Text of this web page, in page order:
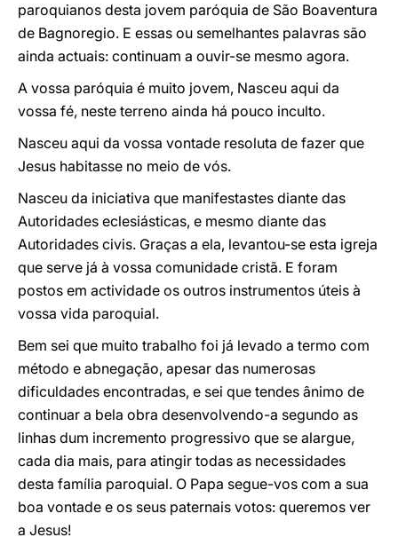
paroquianos desta jovem paróquia de São Boaventura
de Bagnoregio. E essas ou semelhantes palavras são
ainda actuais: continuam a ouvir-se mesmo agora.
A vossa paróquia é muito jovem, Nasceu aqui da
vossa fé, neste terreno ainda há pouco inculto.
Nasceu aqui da vossa vontade resoluta de fazer que
Jesus habitasse no meio de vós.
Nasceu da iniciativa que manifestastes diante das
Autoridades eclesiásticas, e mesmo diante das
Autoridades civis. Graças a ela, levantou-se esta igreja
que serve já à vossa comunidade cristã. E foram
postos em actividade os outros instrumentos úteis à
vossa vida paroquial.
Bem sei que muito trabalho foi já levado a termo com
método e abnegação, apesar das numerosas
dificuldades encontradas, e sei que tendes ânimo de
continuar a bela obra desenvolvendo-a segundo as
linhas dum incremento progressivo que se alargue,
cada dia mais, para atingir todas as necessidades
desta família paroquial. O Papa segue-vos com a sua
boa vontade e os seus paternais votos: queremos ver
a Jesus!